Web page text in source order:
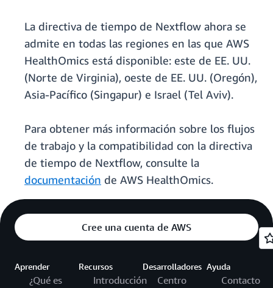
La directiva de tiempo de Nextflow ahora se
admite en todas las regiones en las que AWS
HealthOmics está disponible: este de EE. UU.
(Norte de Virginia), oeste de EE. UU. (Oregón),
Asia-Pacífico (Singapur) e Israel (Tel Aviv).
Para obtener más información sobre los flujos
de trabajo y la compatibilidad con la directiva
de tiempo de Nextflow, consulte la
documentación de AWS HealthOmics.
Cree una cuenta de AWS
Aprender
¿Qué es
Recursos
Introducción
Desarrolladores
Centro
Ayuda
Contacto